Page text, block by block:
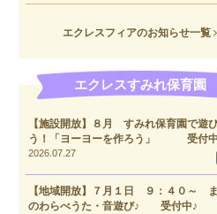
エクレスフィアのお知らせ一覧
エクレスすみれ保育園
【施設開放】８月 すみれ保育園で遊
う！「ヨーヨーを作ろう」 受付
2026.07.27
【地域開放】７月１日 ９：４０～
のわらべうた・音遊び♪ 受付中♪